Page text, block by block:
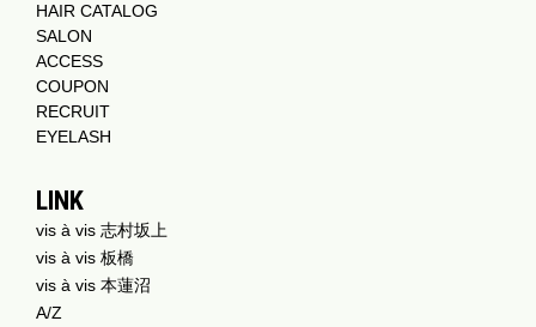
HAIR CATALOG
SALON
ACCESS
COUPON
RECRUIT
EYELASH
LINK
vis à vis 志村坂上
vis à vis 板橋
vis à vis 本蓮沼
A/Z